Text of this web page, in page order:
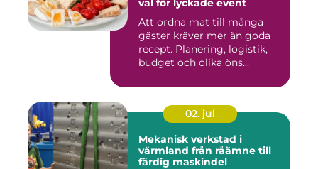
val för lyckade event
Att ordna mat till många
gäster kräver mer än goda
recept. Planering, logistik,
budget och olika öns...
02. jul
Mekanisk verkstad i
värmland från råämne till
färdig maskindel